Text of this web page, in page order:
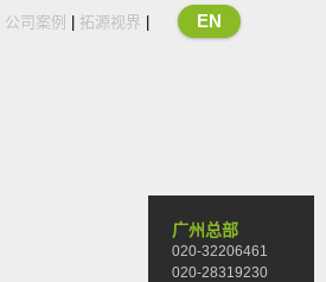
公司案例 拓源视界 EN
广州总部
020-32206461
020-28319230